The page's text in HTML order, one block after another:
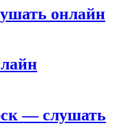
онлайн
— слушать